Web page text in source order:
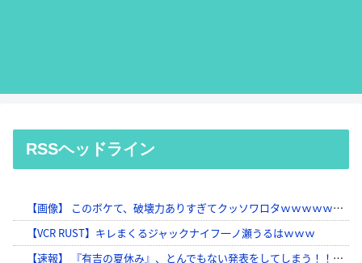
RSSヘッドライン